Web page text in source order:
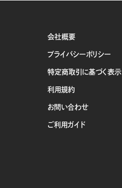
会社概要
プライバシーポリシー
特定商取引に基づく表示
利用規約
お問い合わせ
ご利用ガイド